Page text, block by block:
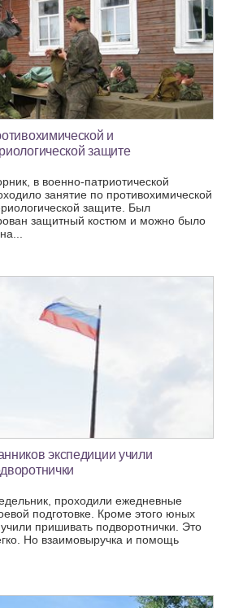
и
защите
в военно-патриотической
занятие по противохимической
защите. Был
защитный костюм и можно было
экспедиции учили
проходили ежедневные
подготовке. Кроме этого юных
пришивать подворотнички. Это
Но взаимовыручка и помощь